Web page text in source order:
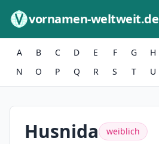
vornamen-weltweit.de
A B C D E F G H
N
O P Q R S T U
Husnida weiblich